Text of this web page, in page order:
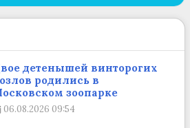
детенышей винторогих
родились в
зоопарке
06.08.2026 09:54